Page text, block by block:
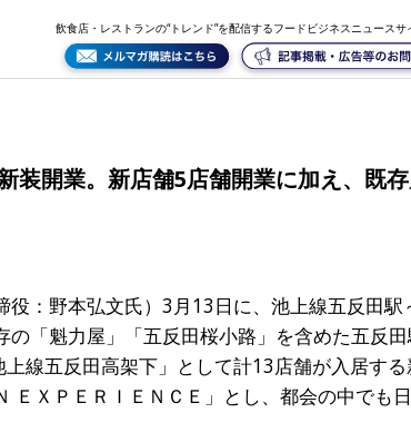
飲食店・レストランの“トレンド”を配信するフードビジネスニュースサ
装開業。新店舗5店舗開業に加え、既
：野本弘文氏）3月13日に、池上線五反田
「魁力屋」「五反田桜小路」を含めた五反
線五反田高架下」として計13店舗が入居す
ＥＸＰＥＲＩＥＮＣＥ」とし、都会の中でも